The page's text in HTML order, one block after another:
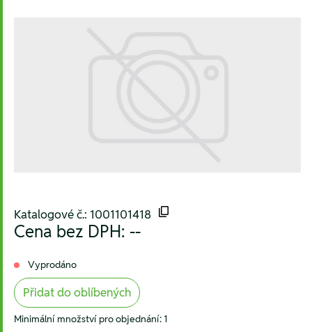
Katalogové č.: 1001101418
Cena bez DPH: --
Vyprodáno
Přidat do oblíbených
Minimální množství pro objednání: 1